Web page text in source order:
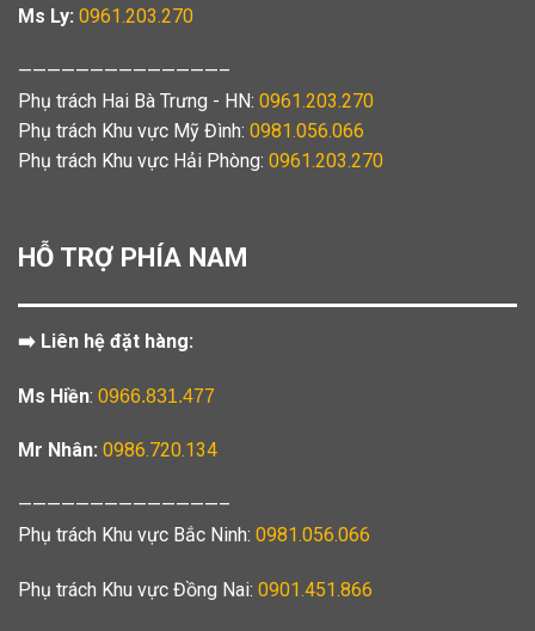
Ms Ly: 0961.203.270
——————————————–
Phụ trách Hai Bà Trưng - HN: 0961.203.270
Phụ trách Khu vực Mỹ Đình: 0981.056.066
Phụ trách Khu vực Hải Phòng: 0961.203.270
HỖ TRỢ PHÍA NAM
➡️ Liên hệ đặt hàng:
Ms Hiền: 0966.831.477
Mr Nhân: 0986.720.134
——————————————–
Phụ trách Khu vực Bắc Ninh: 0981.056.066
Phụ trách Khu vực Đồng Nai: 0901.451.866